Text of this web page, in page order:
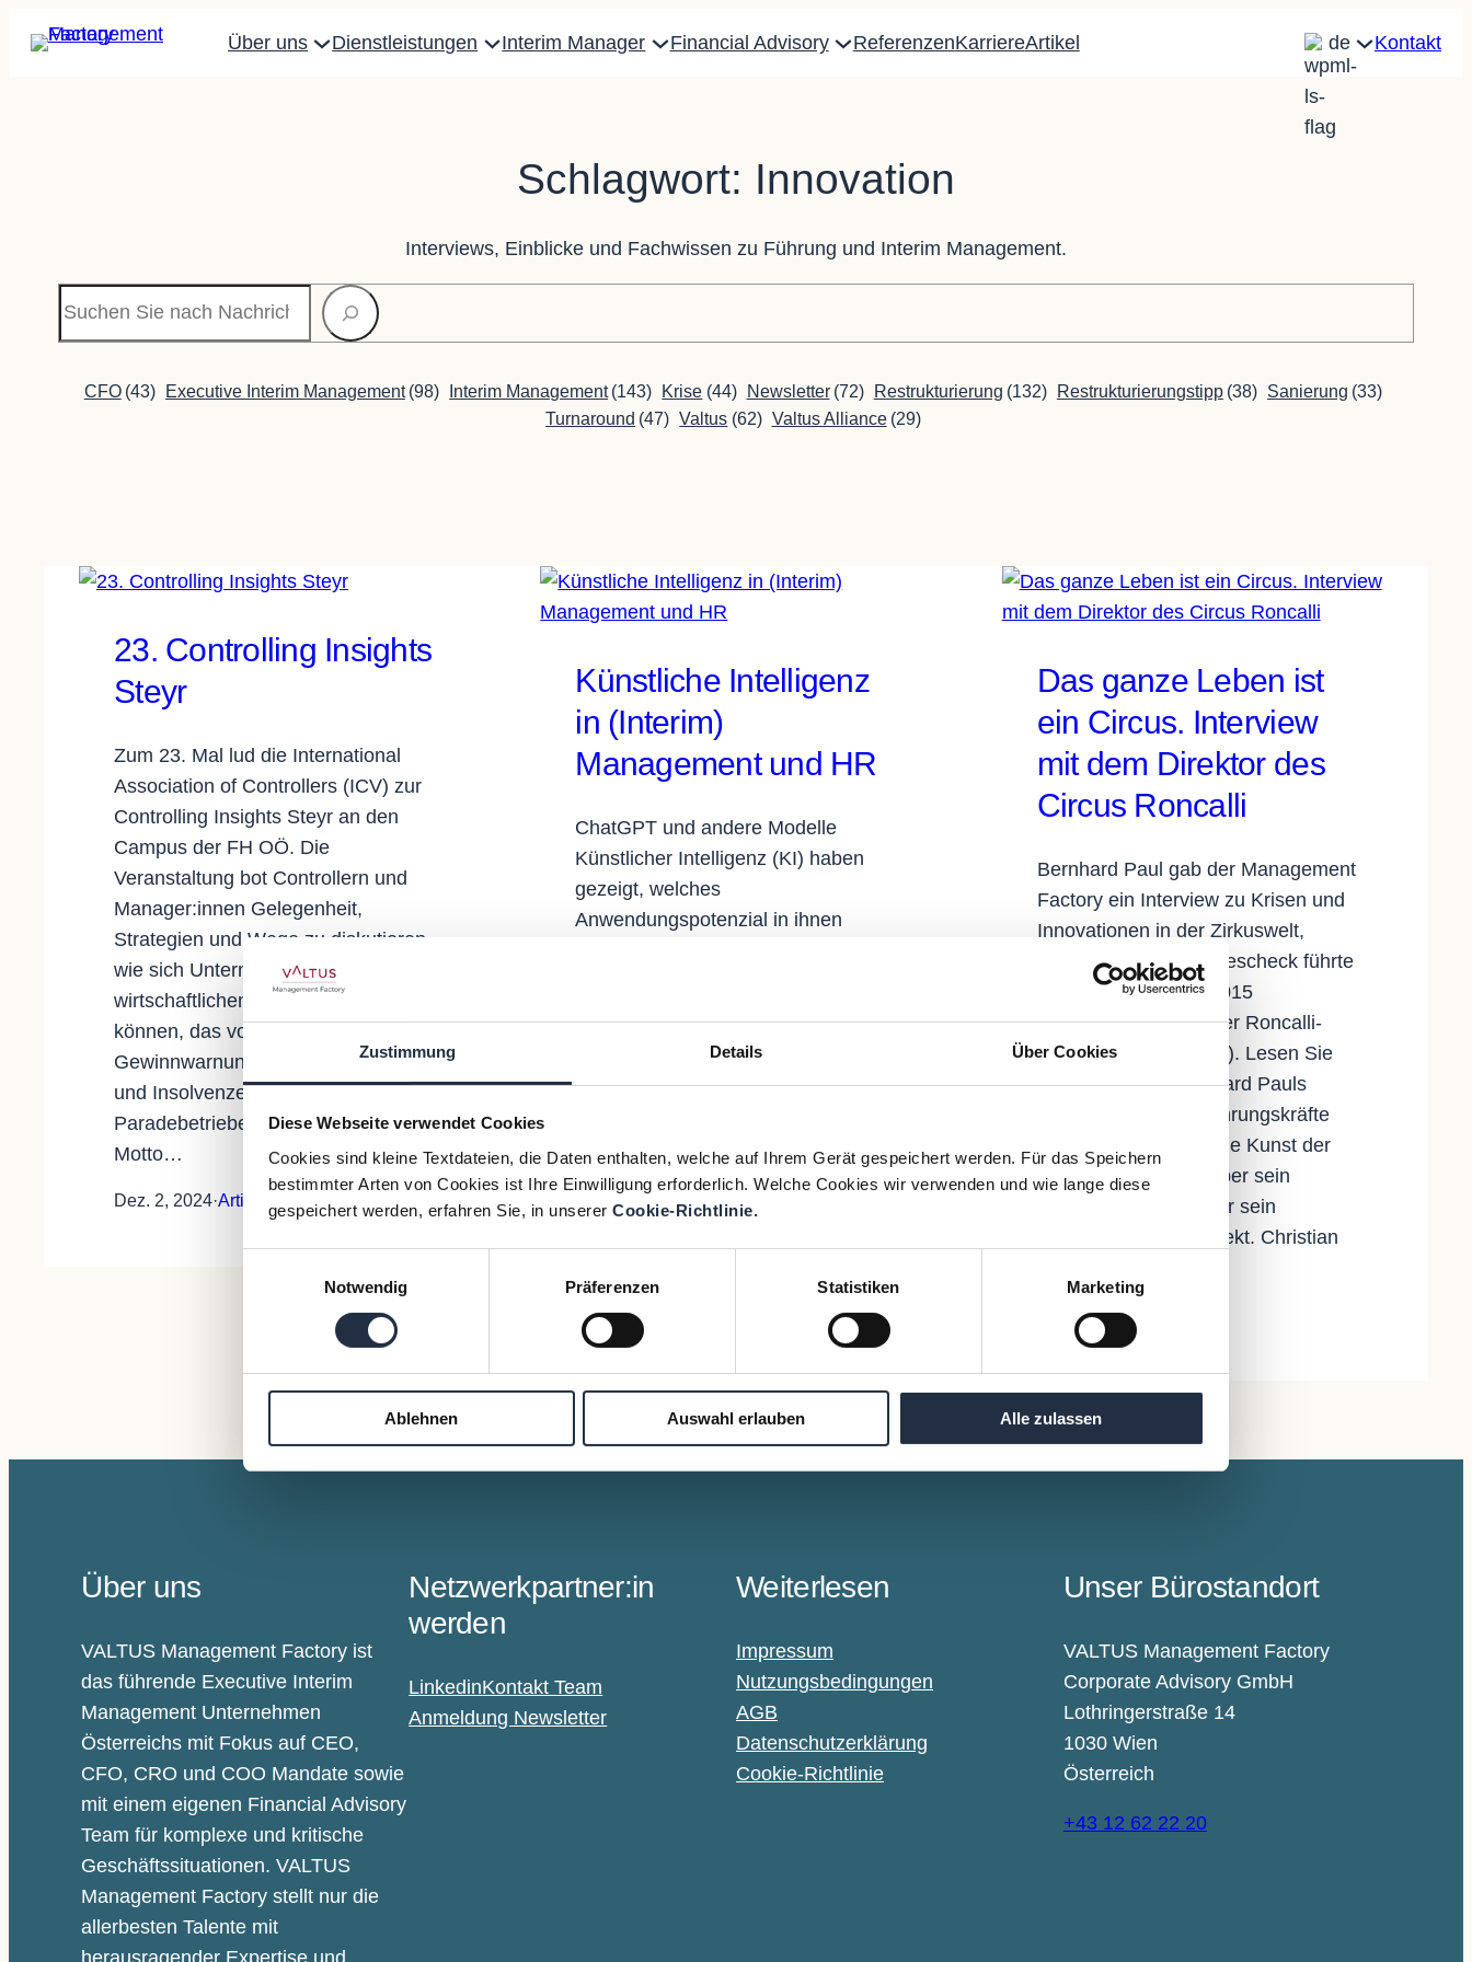
Zustimmung Details Über Cookies
Diese Webseite verwendet Cookies
Cookies sind kleine Textdateien, die Daten enthalten, welche auf Ihrem Gerät gespeichert werden. Für das Speichern
bestimmter Arten von Cookies ist Ihre Einwilligung erforderlich. Welche Cookies wir verwenden und wie lange diese
gespeichert werden, erfahren Sie, in unserer Cookie-Richtlinie.
Notwendig
Präferenzen Statistiken Marketing
Ablehnen Auswahl erlauben Alle zulassen
Inhalt
Über uns Dienstleistungen Interim Manager Financial Advisory ReferenzenKarriereArtikel de Kontakt
Schlagwort: Innovation
Interviews, Einblicke und Fachwissen zu Führung und Interim Management.
CFO (43) Executive Interim Management (98) Interim Management (143) Krise (44) Newsletter (72) Restrukturierung (132) Restrukturierungstipp (38) Sanierung (33)
Turnaround (47) Valtus (62) Valtus Alliance (29)
23. Controlling Insights
Steyr
Zum 23. Mal lud die International
Association of Controllers (ICV) zur
Controlling Insights Steyr an den
Campus der FH OÖ. Die
Veranstaltung bot Controllern und
Manager:innen Gelegenheit,
Strategien und Wege zu diskutieren,
wie sich Unternehmen in einem
wirtschaftlichen Umfeld behaupten
können, das von einer Flut an
Gewinnwarnungen, Kündigungen
und Insolvenzen ehemaliger
Paradebetriebe geprägt ist. Das
Motto…
Dez. 2, 2024·Artikel
Künstliche Intelligenz
in (Interim)
Management und HR
ChatGPT und andere Modelle
Künstlicher Intelligenz (KI) haben
gezeigt, welches
Anwendungspotenzial in ihnen
Change Managerin Dr. Sandra
Stimmen meinen, künstliche
Intelligenz könne die Rolle der
Das ganze Leben ist
ein Circus. Interview
mit dem Direktor des
Circus Roncalli
Bernhard Paul gab der Management
Factory ein Interview zu Krisen und
Innovationen in der Zirkuswelt,
welches Christian Kniescheck führte
(rechts im Bild, seit 2015
Beiratsvorsitzender der Roncalli-
Unternehmensgruppe). Lesen Sie
hier mehr über Bernhard Pauls
Empfehlungen an Führungskräfte
der Wirtschaft, über die Kunst der
Risikominimierung, über sein
Lebensmotto und über sein
nächstes großes Projekt. Christian
Mai 18, 2017
Über uns
VALTUS Management Factory ist
das führende Executive Interim
Management Unternehmen
Österreichs mit Fokus auf CEO,
CFO, CRO und COO Mandate sowie
mit einem eigenen Financial Advisory
Team für komplexe und kritische
Geschäftssituationen. VALTUS
Management Factory stellt nur die
allerbesten Talente mit
herausragender Expertise und
Netzwerkpartner:in
werden
LinkedinKontakt Team
Anmeldung Newsletter
Weiterlesen
Impressum
Nutzungsbedingungen
AGB
Datenschutzerklärung
Cookie-Richtlinie
Unser Bürostandort
VALTUS Management Factory
Corporate Advisory GmbH
Lothringerstraße 14
1030 Wien
Österreich
+43 12 62 22 20